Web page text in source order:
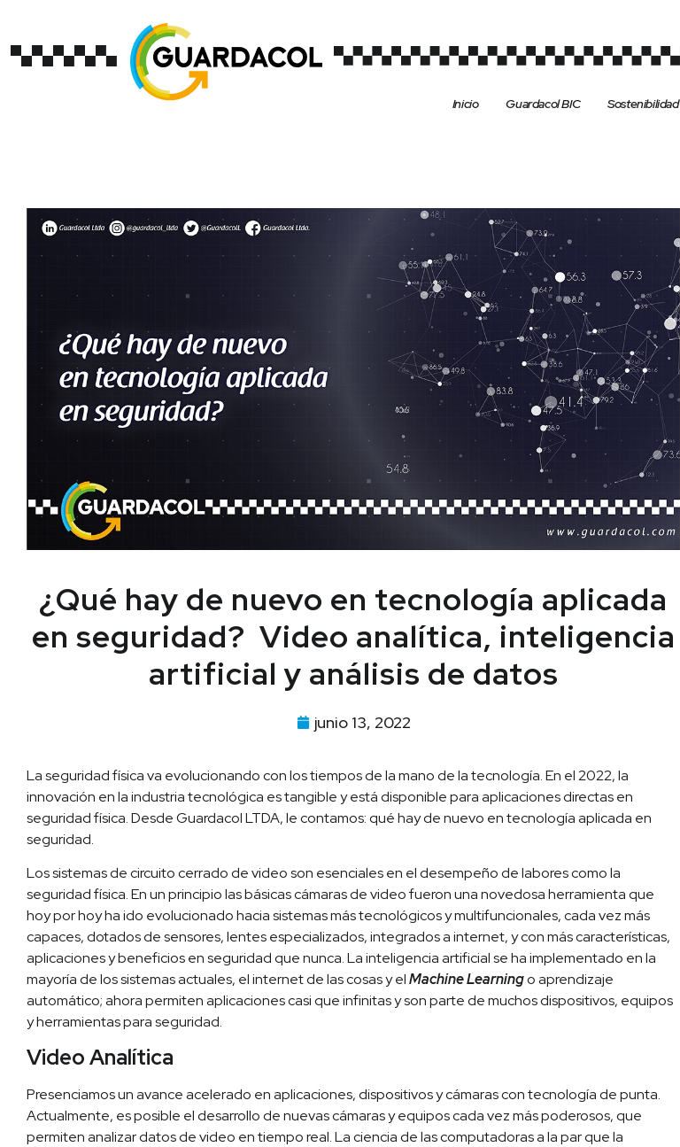
Inicio Guardacol BIC Sostenibilidad
¿Qué hay de nuevo en tecnología aplicada
en seguridad? Video analítica, inteligencia
artificial y análisis de datos
junio 13, 2022
La seguridad física va evolucionando con los tiempos de la mano de la tecnología. En el 2022, la
innovación en la industria tecnológica es tangible y está disponible para aplicaciones directas en
seguridad física. Desde Guardacol LTDA, le contamos: qué hay de nuevo en tecnología aplicada en
seguridad.
Los sistemas de circuito cerrado de video son esenciales en el desempeño de labores como la
seguridad física. En un principio las básicas cámaras de video fueron una novedosa herramienta que
hoy por hoy ha ido evolucionado hacia sistemas más tecnológicos y multifuncionales, cada vez más
capaces, dotados de sensores, lentes especializados, integrados a internet, y con más características,
aplicaciones y beneficios en seguridad que nunca. La inteligencia artificial se ha implementado en la
mayoría de los sistemas actuales, el internet de las cosas y elMachine Learningo aprendizaje
automático; ahora permiten aplicaciones casi que infinitas y son parte de muchos dispositivos, equipos
y herramientas para seguridad.
Video Analítica
Presenciamos un avance acelerado en aplicaciones, dispositivos y cámaras con tecnología de punta.
Actualmente, es posible el desarrollo de nuevas cámaras y equipos cada vez más poderosos, que
permiten analizar datos de video en tiempo real. La ciencia de las computadoras a la par que la